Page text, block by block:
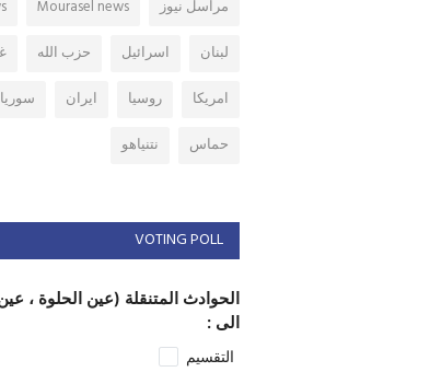
مراسل نيوز Mourasel news
لبنان
اسرائيل حزب الله
امريكا
روسيا ايران سوريا
حماس
نتنياهو
VOTING POLL
الحوادث المتنقلة (عين الحلوة ،
الى :
التقسيم